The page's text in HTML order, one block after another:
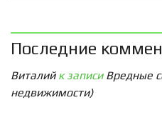
Последние
Виталийк записи Вредные
недвижимости)